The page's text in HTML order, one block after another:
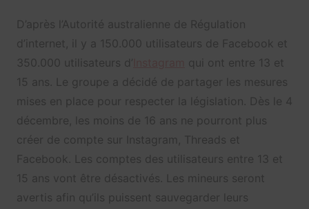
D’après l’Autorité australienne de Régulation
d’internet, il y a 150.000 utilisateurs de Facebook et
350.000 utilisateurs d’
qui ont entre 13 et
15 ans. Le groupe a décidé de partager les mesures
mises en place pour respecter la législation. Dès le 4
décembre, les moins de 16 ans ne pourront plus
créer de compte sur Instagram, Threads et
Facebook. Les comptes des utilisateurs entre 13 et
15 ans vont être désactivés. Les mineurs seront
avertis afin qu’ils puissent sauvegarder leurs